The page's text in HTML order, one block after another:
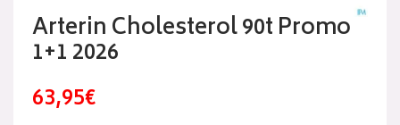
Arterin Cholesterol 90t Promo
1+1 2026
63,95€